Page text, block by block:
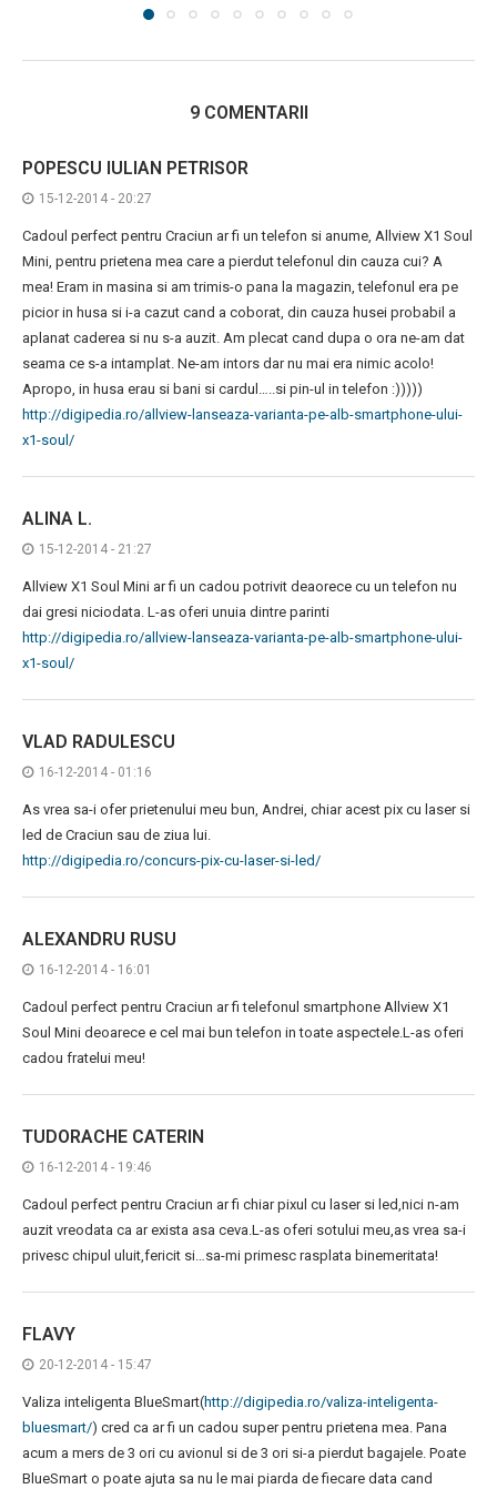
9 COMENTARII
POPESCU IULIAN PETRISOR
15-12-2014 - 20:27
Cadoul perfect pentru Craciun ar fi un telefon si anume, Allview X1 Soul
Mini, pentru prietena mea care a pierdut telefonul din cauza cui? A
mea! Eram in masina si am trimis-o pana la magazin, telefonul era pe
picior in husa si i-a cazut cand a coborat, din cauza husei probabil a
aplanat caderea si nu s-a auzit. Am plecat cand dupa o ora ne-am dat
seama ce s-a intamplat. Ne-am intors dar nu mai era nimic acolo!
Apropo, in husa erau si bani si cardul…..si pin-ul in telefon :)))))
http://digipedia.ro/allview-lanseaza-varianta-pe-alb-smartphone-ului-
x1-soul/
ALINA L.
15-12-2014 - 21:27
Allview X1 Soul Mini ar fi un cadou potrivit deaorece cu un telefon nu
dai gresi niciodata. L-as oferi unuia dintre parinti
http://digipedia.ro/allview-lanseaza-varianta-pe-alb-smartphone-ului-
x1-soul/
VLAD RADULESCU
16-12-2014 - 01:16
As vrea sa-i ofer prietenului meu bun, Andrei, chiar acest pix cu laser si
led de Craciun sau de ziua lui.
http://digipedia.ro/concurs-pix-cu-laser-si-led/
ALEXANDRU RUSU
16-12-2014 - 16:01
Cadoul perfect pentru Craciun ar fi telefonul smartphone Allview X1
Soul Mini deoarece e cel mai bun telefon in toate aspectele.L-as oferi
cadou fratelui meu!
TUDORACHE CATERIN
16-12-2014 - 19:46
Cadoul perfect pentru Craciun ar fi chiar pixul cu laser si led,nici n-am
auzit vreodata ca ar exista asa ceva.L-as oferi sotului meu,as vrea sa-i
privesc chipul uluit,fericit si…sa-mi primesc rasplata binemeritata!
FLAVY
20-12-2014 - 15:47
Valiza inteligenta BlueSmart(http://digipedia.ro/valiza-inteligenta-
bluesmart/) cred ca ar fi un cadou super pentru prietena mea. Pana
acum a mers de 3 ori cu avionul si de 3 ori si-a pierdut bagajele. Poate
BlueSmart o poate ajuta sa nu le mai piarda de fiecare data cand